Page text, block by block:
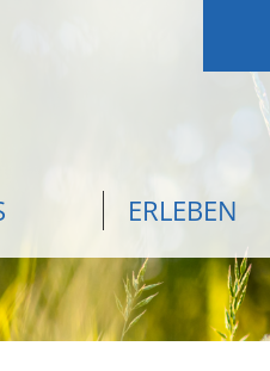
ERLEBEN